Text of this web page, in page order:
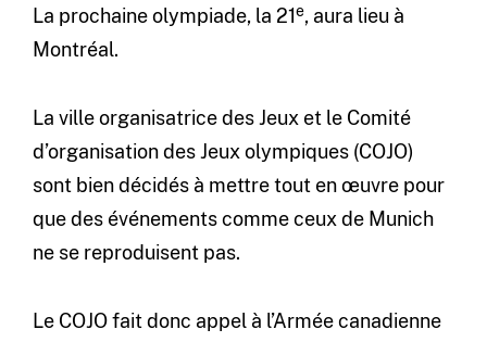
La prochaine olympiade, la 21e, aura lieu à
Montréal.
La ville organisatrice des Jeux et le Comité
d’organisation des Jeux olympiques (COJO)
sont bien décidés à mettre tout en œuvre pour
que des événements comme ceux de Munich
ne se reproduisent pas.
Le COJO fait donc appel à l’Armée canadienne